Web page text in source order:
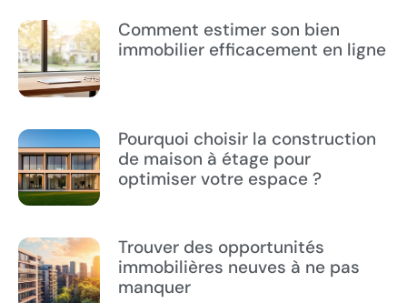
Comment estimer son bien
immobilier efficacement en ligne
Pourquoi choisir la construction
de maison à étage pour
optimiser votre espace ?
Trouver des opportunités
immobilières neuves à ne pas
manquer